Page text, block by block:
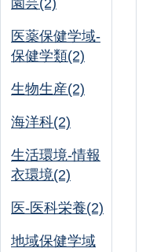
園芸(2)
医薬保健学域-
保健学類(2)
生物生産(2)
海洋科(2)
生活環境-情報
衣環境(2)
医-医科栄養(2)
地域保健学域